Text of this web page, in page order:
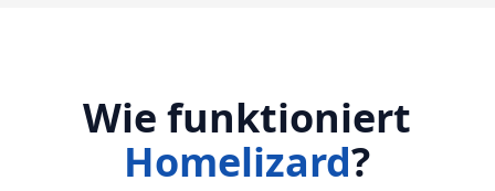
Wie funktioniert
Homelizard?